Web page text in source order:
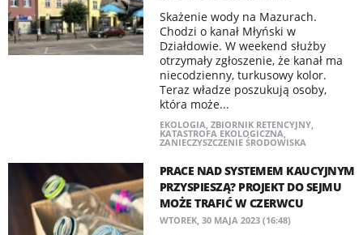
Skażenie wody na Mazurach.
Chodzi o kanał Młyński w
Działdowie. W weekend służby
otrzymały zgłoszenie, że kanał ma
niecodzienny, turkusowy kolor.
Teraz władze poszukują osoby,
która może...
EKOLOGIA, ZBIORNIK RETENCYJNY,
KATASTROFA EKOLOGICZNA,
ZANIECZYSZCZENIE ŚRODOWISKA
PRACE NAD SYSTEMEM KAUCYJNYM
PRZYSPIESZĄ? PROJEKT DO SEJMU
MOŻE TRAFIĆ W CZERWCU
WTOREK, 30 MAJA 2023 (16:48)